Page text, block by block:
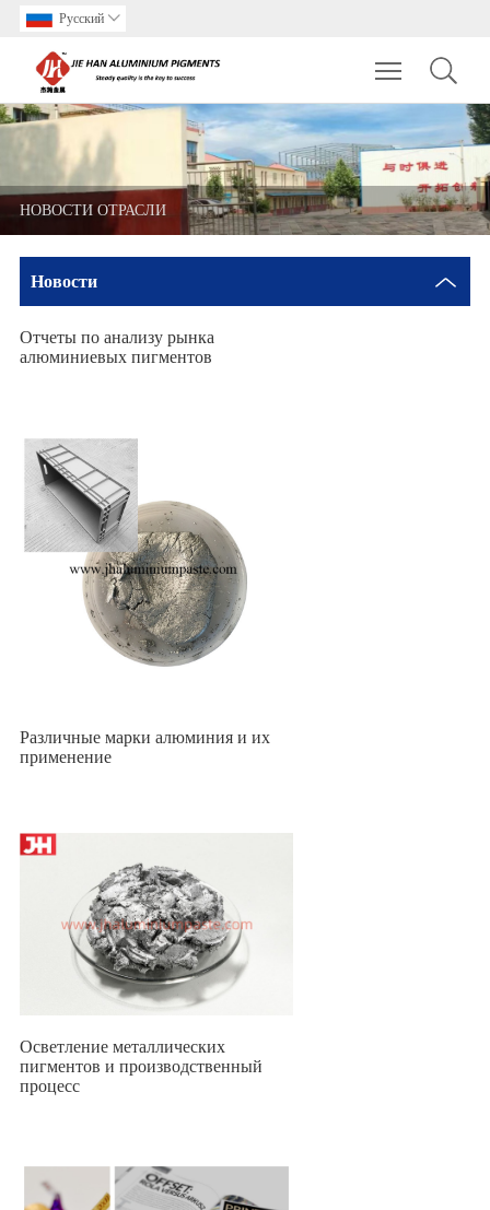
Pусский 
Toggle
НОВОСТИ ОТРАСЛИ
Hовости
Отчеты по анализу рынка
алюминиевых пигментов
Различные марки алюминия и их
применение
Осветление металлических
пигментов и производственный
процесс